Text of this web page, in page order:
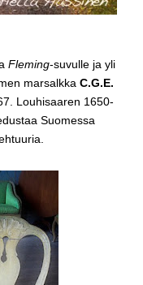
Fleming-suvulle ja yli
marsalkka C.G.E.
Louhisaaren 1650-
Suomessa